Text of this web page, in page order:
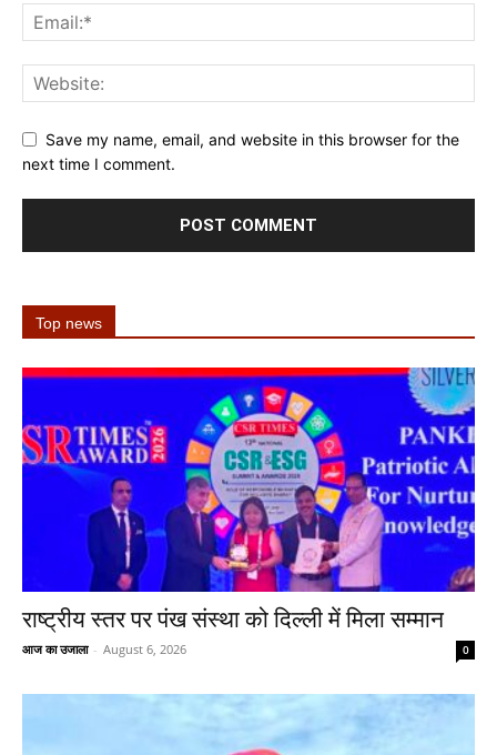
Save my name, email, and website in this browser for the
next time I comment.
Top news
राष्ट्रीय स्तर पर पंख संस्था को दिल्ली में मिला सम्मान
आज का उजाला - August 6, 2026 0